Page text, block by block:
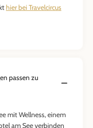
hier bei Travelcircus
passen zu
mit Wellness, einem
am See verbinden